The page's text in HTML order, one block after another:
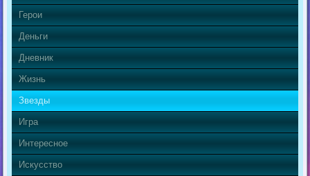
Герои
Деньги
Дневник
Жизнь
Звезды
Игра
Интересное
Искусство